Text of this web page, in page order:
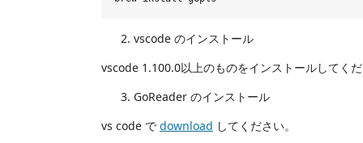
vscode のインストール
vscode 1.100.0以上のものをインストールしてく
GoReader のインストール
vs code で download してください。